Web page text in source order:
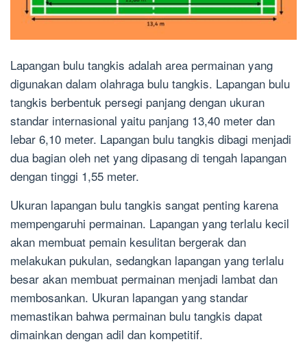
Lapangan bulu tangkis adalah area permainan yang
digunakan dalam olahraga bulu tangkis. Lapangan bulu
tangkis berbentuk persegi panjang dengan ukuran
standar internasional yaitu panjang 13,40 meter dan
lebar 6,10 meter. Lapangan bulu tangkis dibagi menjadi
dua bagian oleh net yang dipasang di tengah lapangan
dengan tinggi 1,55 meter.
Ukuran lapangan bulu tangkis sangat penting karena
mempengaruhi permainan. Lapangan yang terlalu kecil
akan membuat pemain kesulitan bergerak dan
melakukan pukulan, sedangkan lapangan yang terlalu
besar akan membuat permainan menjadi lambat dan
membosankan. Ukuran lapangan yang standar
memastikan bahwa permainan bulu tangkis dapat
dimainkan dengan adil dan kompetitif.